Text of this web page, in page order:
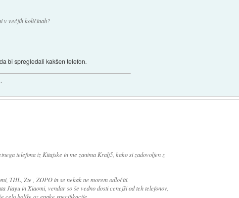
v večjih količinah?
bi spregledali kakšen telefon.
telefona iz Kitajske in me zanima Kralj5, kako si zadovoljen z
THL, Zte , ZOPO in se nekak ne morem odločiti.
Jiayu in Xiaomi, vendar so še vedno dosti cenejši od teh telefonov,